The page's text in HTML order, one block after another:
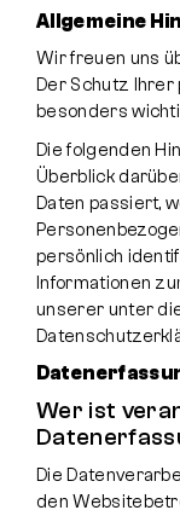
Allgemeine
Wir freuen uns
Der Schutz Ihrer
besonders
Die folgenden
Überblick
Daten passiert,
persönlich
Informationen
unserer unter
Wer ist
Die
den
Kontakt
Instagram